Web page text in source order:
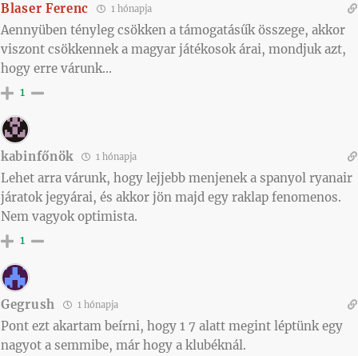
Blaser Ferenc 1 hónapja
Aennyüben tényleg csökken a támogatásűk összege, akkor
viszont csökkennek a magyar játékosok árai, mondjuk azt,
hogy erre várunk…
1
kabinfőnök 1 hónapja
Lehet arra várunk, hogy lejjebb menjenek a spanyol ryanair
járatok jegyárai, és akkor jön majd egy raklap fenomenos.
Nem vagyok optimista.
1
Gegrush 1 hónapja
Pont ezt akartam beírni, hogy 1 7 alatt megint léptünk egy
nagyot a semmibe, már hogy a klubéknál.